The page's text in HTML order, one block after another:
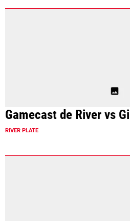
Gamecast de River vs
RIVER PLATE